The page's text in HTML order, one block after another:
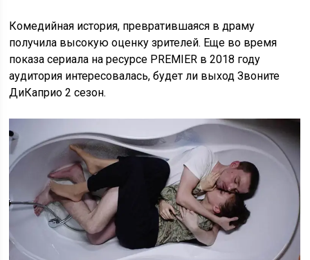
Комедийная история, превратившаяся в драму
получила высокую оценку зрителей. Еще во время
показа сериала на ресурсе PREMIER в 2018 году
аудитория интересовалась, будет ли выход Звоните
ДиКаприо 2 сезон.